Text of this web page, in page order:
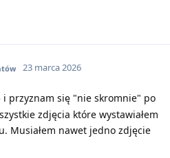
23 marca 2026
i przyznam się "nie skromnie" po
zdjęcia które wystawiałem
Musiałem nawet jedno zdjęcie